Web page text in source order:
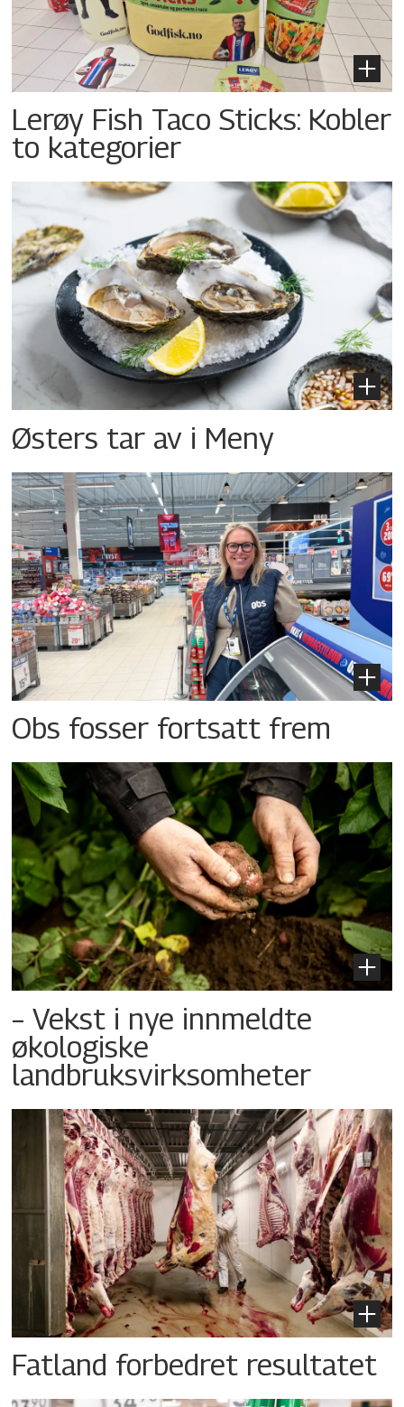
Lerøy Fish Taco Sticks: Kobler
to kategorier
Østers tar av i Meny
Obs fosser fortsatt frem
– Vekst i nye innmeldte
økologiske
landbruksvirksomheter
Fatland forbedret resultatet